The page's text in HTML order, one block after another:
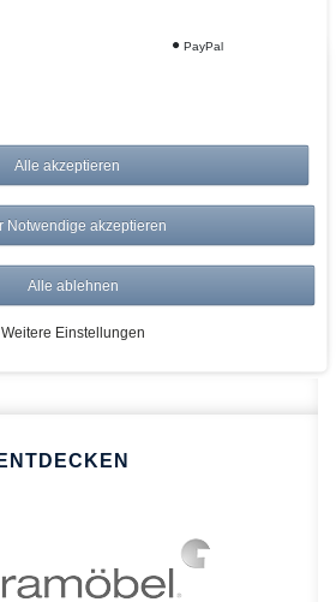
Profis - Ihre Vorteile
ab 150€
Rückgabe
PayPal
Alle akzeptieren
Notwendige akzeptieren
Alle ablehnen
Weitere Einstellungen